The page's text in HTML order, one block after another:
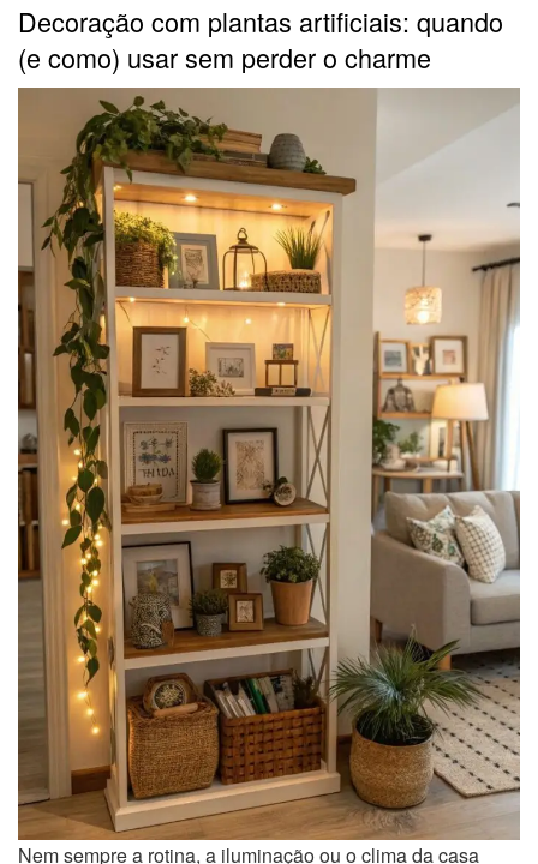
Decoração com plantas artificiais: quando
(e como) usar sem perder o charme
Nem sempre a rotina, a iluminação ou o clima da casa